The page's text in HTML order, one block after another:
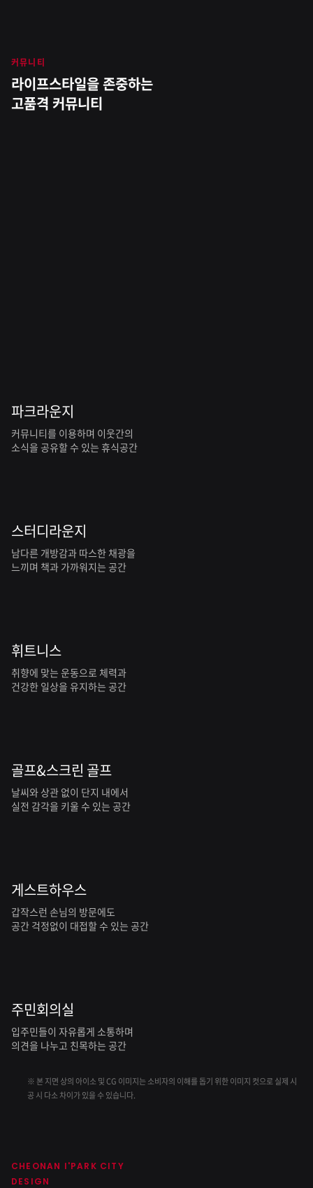
안
아
2
회
커뮤니티
라이프스타일을 존중하는
고품격 커뮤니티
파크라운지
커뮤니티를 이용하며 이웃간의
소식을 공유할 수 있는 휴식공간
스터디라운지
남다른 개방감과 따스한 채광을
느끼며 책과 가까워지는 공간
휘트니스
취향에 맞는 운동으로 체력과
건강한 일상을 유지하는 공간
골프&스크린 골프
날씨와 상관 없이 단지 내에서
실전 감각을 키울 수 있는 공간
게스트하우스
갑작스런 손님의 방문에도
공간 걱정없이 대접할 수 있는 공간
주민회의실
입주민들이 자유롭게 소통하며
의견을 나누고 친목하는 공간
※ 본 지면 상의 아이소 및 CG 이미지는 소비자의 이해를 돕기 위한 이미지 컷으로 실제 시
공 시 다소 차이가 있을 수 있습니다.
CHEONAN I'PARK CITY
DESIGN